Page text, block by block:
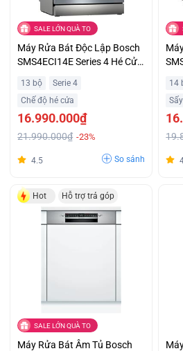
SALE LỚN QUÀ TO
Máy Rửa Bát Độc Lập Bosch
SMS4ECI14E Series 4 Hé Cửa
13 bộ
Serie 4
Chế độ hé cửa
16.990.000₫
21.990.000₫ -23%
4.5 So sánh
14
Hot Hỗ trợ trả góp
SALE LỚN QUÀ TO
Máy Rửa Bát Âm Tủ Bosch